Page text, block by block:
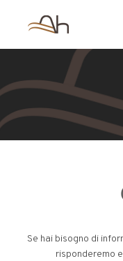
Se hai bisogno di
risponderemo